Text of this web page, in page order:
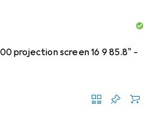
projection screen 16 9 85.8" -